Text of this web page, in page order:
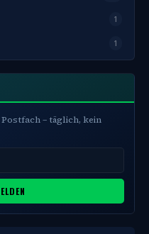
1
1
– täglich, kein